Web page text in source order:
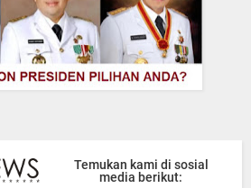
Temukan kami di sosial
media berikut: